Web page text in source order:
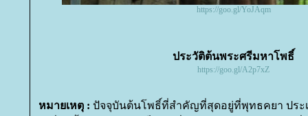
https://goo.gl/YoJAqm
ประวัติต้นพระศรีมหาโพธิ์
https://goo.gl/A2p7xZ
หมายเหตุ : ปัจจุบันต้นโพธิ์ที่สำคัญที่สุดอยู่ที่พุทธคยา ประ